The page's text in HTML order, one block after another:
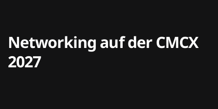
Networking auf der CMCX
2027